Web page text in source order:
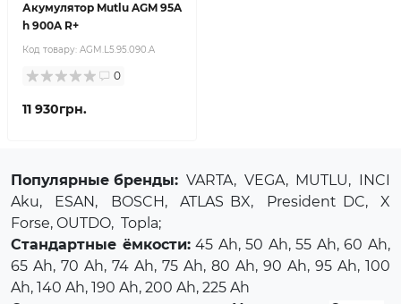
Акумулятор Mutlu AGM 95A
h 900A R+
Код товару: AGM.L5.95.090.A
0
11 930грн.
Популярные бренды: VARTA, VEGA, MUTLU, INCI
Aku, ESAN, BOSCH,ATLAS BX, President DC,X
Forse, OUTDO, Topla;
Стандартные ёмкости:45 Ah, 50 Ah, 55 Ah, 60 Ah,
65 Ah, 70 Ah, 74 Ah, 75 Ah, 80 Ah, 90 Ah, 95 Ah, 100
Ah, 140 Ah, 190 Ah, 200 Ah, 225 Ah